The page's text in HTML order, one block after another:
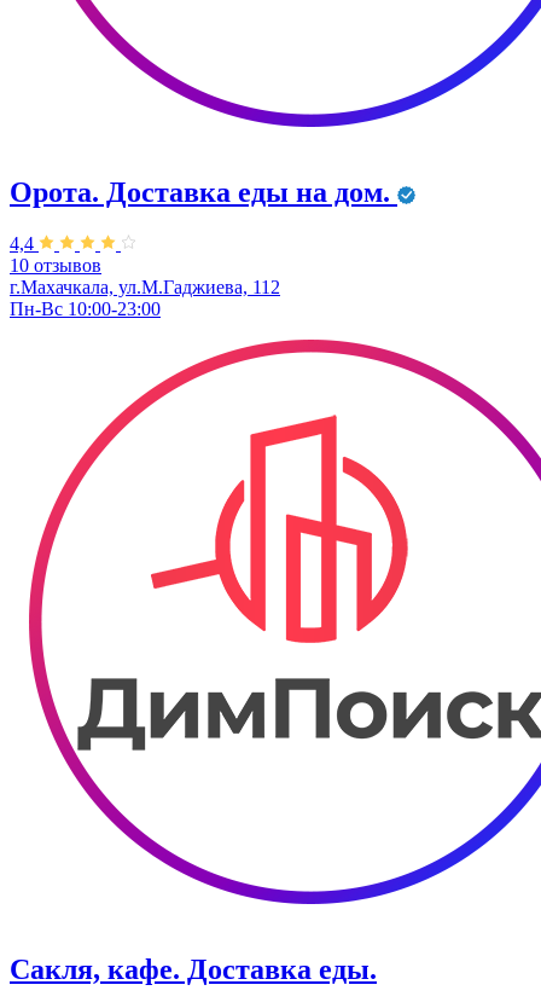
Орота. Доставка еды на дом.
4,4
10 отзывов
г.Махачкала, ул.М.Гаджиева, 112
Пн-Вс 10:00-23:00
Сакля, кафе. Доставка еды.